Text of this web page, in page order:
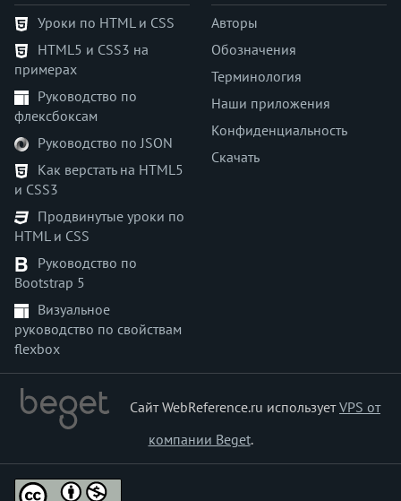
Уроки по HTML и CSS
HTML5 и CSS3 на
примерах
Руководство по
флексбоксам
Руководство по JSON
Как верстать на HTML5
и CSS3
Продвинутые уроки по
HTML и CSS
Руководство по
Bootstrap 5
Визуальное
руководство по свойствам
flexbox
Авторы
Обозначения
Терминология
Наши приложения
Конфиденциальность
Скачать
Сайт WebReference.ru используетVPS от
компании Beget.